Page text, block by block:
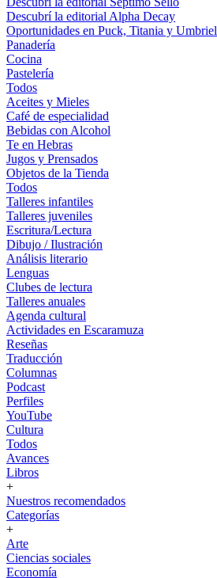
Descubrí la editorial Alpha Decay
Oportunidades en Puck, Titania y Umbriel
Panadería
Cocina
Pastelería
Todos
Aceites y Mieles
Café de especialidad
Bebidas con Alcohol
Te en Hebras
Jugos y Prensados
Objetos de la Tienda
Todos
Talleres infantiles
Talleres juveniles
Escritura/Lectura
Dibujo / Ilustración
Análisis literario
Lenguas
Clubes de lectura
Talleres anuales
Agenda cultural
Actividades en Escaramuza
Reseñas
Traducción
Columnas
Podcast
Perfiles
YouTube
Cultura
Todos
Avances
Libros
+
Nuestros recomendados
Categorías
+
Arte
Ciencias sociales
Economía